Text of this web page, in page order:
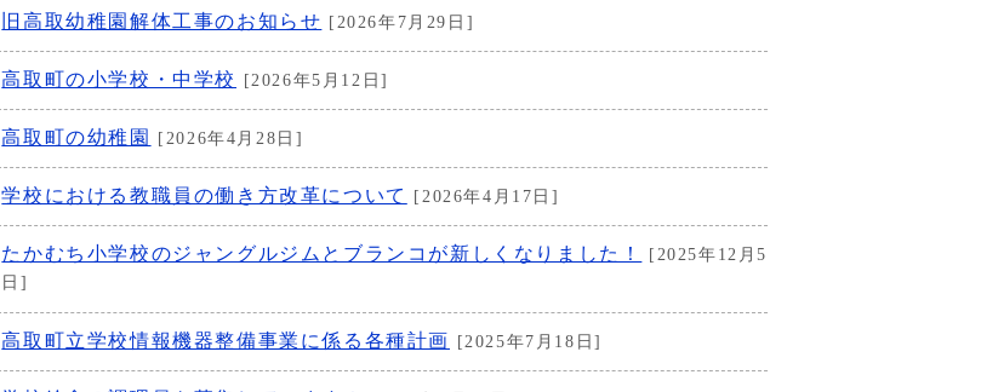
旧高取幼稚園解体工事のお知らせ [2026年7月29日]
高取町の小学校・中学校 [2026年5月12日]
高取町の幼稚園 [2026年4月28日]
学校における教職員の働き方改革について [2026年4月17日]
たかむち小学校のジャングルジムとブランコが新しくなりました！ [2025年12月5
日]
高取町立学校情報機器整備事業に係る各種計画 [2025年7月18日]